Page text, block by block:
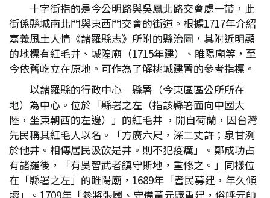
十字街指的是今公明路與吳鳳北路交會處一帶，此
街係縣城南北門與東西門交會的街道。根據1717年介紹
嘉義風土人情《諸羅縣志》所附的縣治圖，其附近明顯
的地標有紅毛井、城隍廟（1715年建）、睢陽廟等，至
今依舊屹立在原地。可作為了解桃城建置的參考指標。
以諸羅縣的行政中心─縣署（今東區區公所所在
地）為中心。位於「縣署之左（指該縣署面向中國大
陸，坐東朝西的左邊）」的紅毛井 ，開自荷蘭，因台灣
先民稱其紅毛人以名。「方廣六尺，深二丈許；泉甘洌
於他井。相傳居民汲飲是井。則不犯疫癘」。鄭成功占
有諸羅後，「有吳智武者鎮守斯地，重修之。」同樣位
在「縣署之左」的睢陽廟，1689年「耆民募建，年久傾
壞」。1709年「參將張國、守備黃元驤重建，俗呼元帥